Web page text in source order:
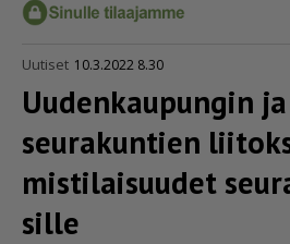
Uutiset 10.3.2022 8.30
Uudenkaupungin
seurakuntien
mis­ti­lai­suudet
sille